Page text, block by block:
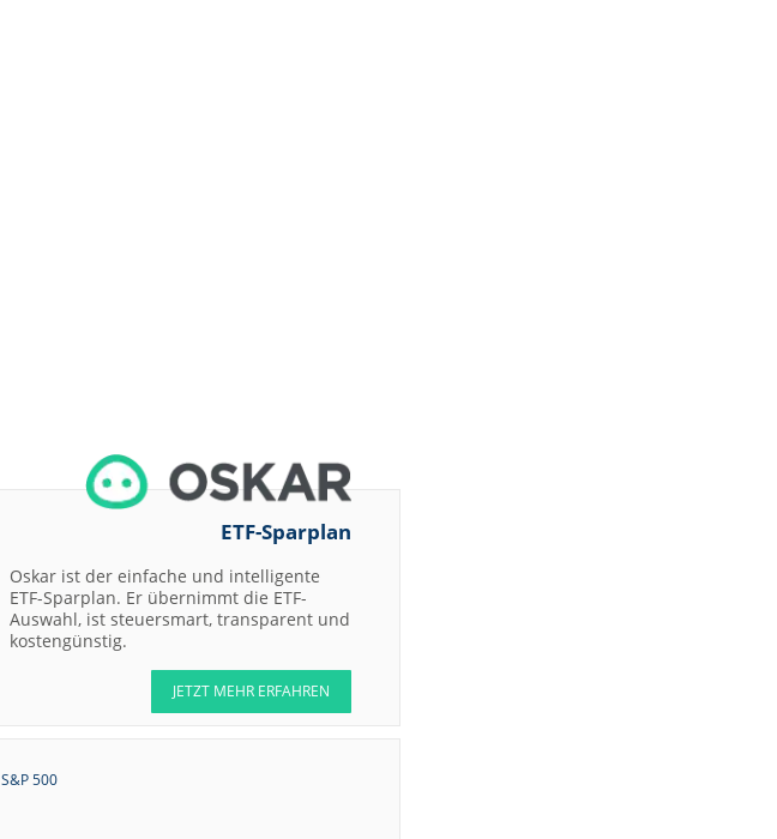
Carl Zeiss Meditec
Underweight
JP Morgan
Chase & Co.
JP Morgan
Chase & Co.
09:32
RENK Overweight JP Morgan
Chase & Co.
09:31
Basler Buy
Rheinmetall
Neutral
JP Morgan
ETF-Sparplan
Oskar ist der einfache und intelligente
ETF-Sparplan. Er übernimmt die ETF-
Auswahl, ist steuersmart, transparent und
kostengünstig.
JETZT MEHR ERFAHREN
S&P 500